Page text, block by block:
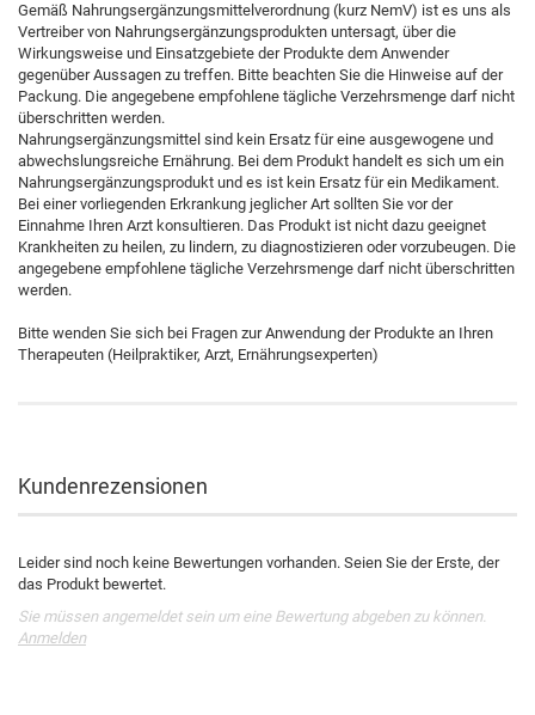
Gemäß Nahrungsergänzungsmittelverordnung (kurz NemV) ist es uns als
Vertreiber von Nahrungsergänzungsprodukten untersagt, über die
Wirkungsweise und Einsatzgebiete der Produkte dem Anwender
gegenüber Aussagen zu treffen. Bitte beachten Sie die Hinweise auf der
Packung. Die angegebene empfohlene tägliche Verzehrsmenge darf nicht
überschritten werden.
Nahrungsergänzungsmittel sind kein Ersatz für eine ausgewogene und
abwechslungsreiche Ernährung. Bei dem Produkt handelt es sich um ein
Nahrungsergänzungsprodukt und es ist kein Ersatz für ein Medikament.
Bei einer vorliegenden Erkrankung jeglicher Art sollten Sie vor der
Einnahme Ihren Arzt konsultieren. Das Produkt ist nicht dazu geeignet
Krankheiten zu heilen, zu lindern, zu diagnostizieren oder vorzubeugen. Die
angegebene empfohlene tägliche Verzehrsmenge darf nicht überschritten
werden.
Bitte wenden Sie sich bei Fragen zur Anwendung der Produkte an Ihren
Therapeuten (Heilpraktiker, Arzt, Ernährungsexperten)
Kundenrezensionen
Leider sind noch keine Bewertungen vorhanden. Seien Sie der Erste, der
das Produkt bewertet.
Sie müssen angemeldet sein um eine Bewertung abgeben zu können.
Anmelden